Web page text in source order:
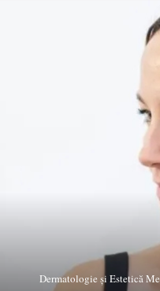
Dermatologie și Estetică